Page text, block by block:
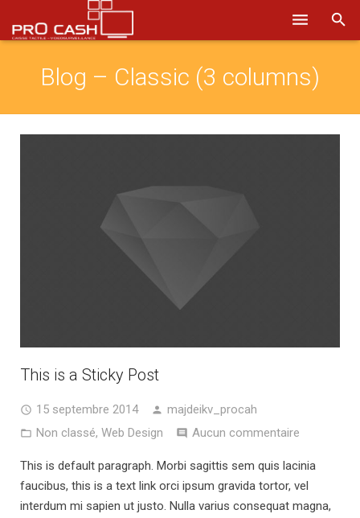
Logiciels
Blog – Classic (3 columns)
This is a Sticky Post
15 septembre 2014
majdeikv_procah
Non classé, Web Design Aucun commentaire
This is default paragraph. Morbi sagittis sem quis lacinia
faucibus, this is a text link orci ipsum gravida tortor, vel
interdum mi sapien ut justo. Nulla varius consequat magna,